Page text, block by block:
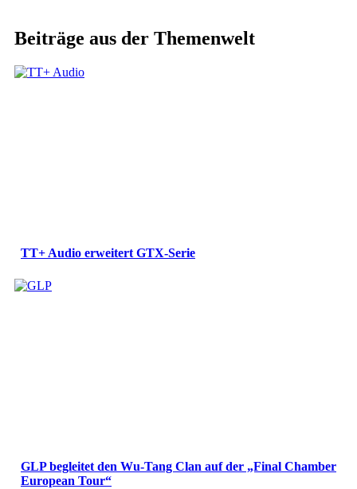
Beiträge aus der Themenwelt
TT+ Audio erweitert GTX-Serie
GLP begleitet den Wu-Tang Clan auf der „Final Chamber
European Tour“